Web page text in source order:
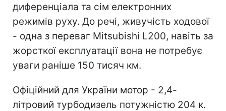
диференціала та сім електронних
режимів руху. До речі, живучість ходової
- одна з переваг Mitsubishi L200, навіть за
жорсткої експлуатації вона не потребує
уваги раніше 150 тисяч км.
Офіційний для України мотор - 2,4-
літровий турбодизель потужністю 204 к.